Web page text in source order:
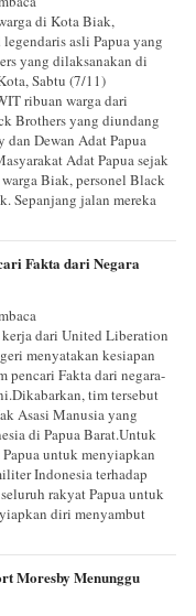
di Kota Biak,
asli Papua yang
yang dilaksanakan di
Sabtu (7/11)
ribuan warga dari
Brothers yang diundang
Dewan Adat Papua
Adat Papua sejak
Biak, personel Black
Sepanjang jalan mereka
Fakta dari Negara
dari United Liberation
menyatakan kesiapan
pencari Fakta dari negara-
tim tersebut
Asasi Manusia yang
di Papua Barat.Untuk
untuk menyiapkan
Indonesia terhadap
rakyat Papua untuk
diri menyambut
Moresby Menunggu